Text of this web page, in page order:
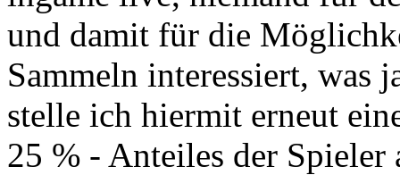
und damit für die
Sammeln interessiert, was
stelle ich hiermit erneut
25 % - Anteiles der Spieler